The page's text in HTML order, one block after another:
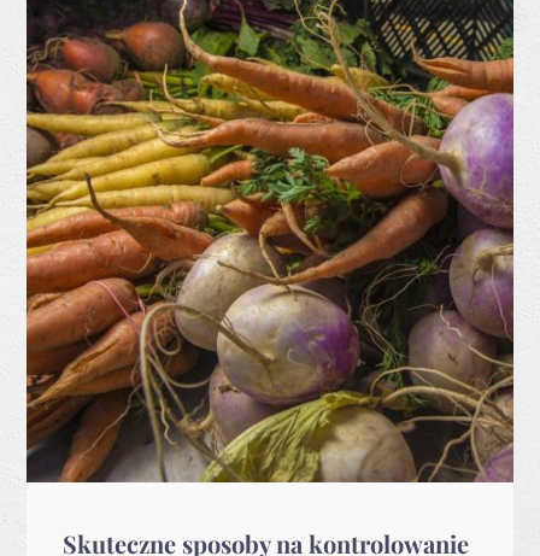
Skuteczne sposoby na kontrolowanie